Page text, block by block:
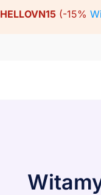
HELLOVN15(-15%